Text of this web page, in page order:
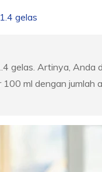
gelas
gelas. Artinya,
ml dengan jumlah